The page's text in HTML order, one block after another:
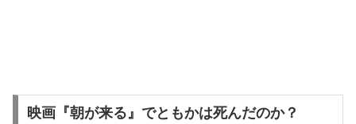
映画『朝が来る』でともかは死んだのか？